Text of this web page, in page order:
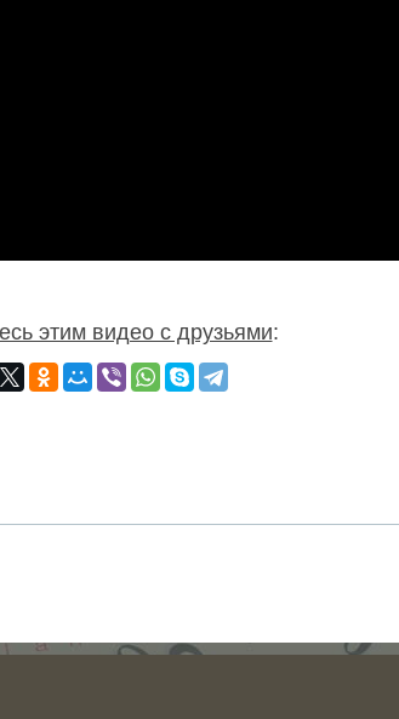
этим видео с друзьями: